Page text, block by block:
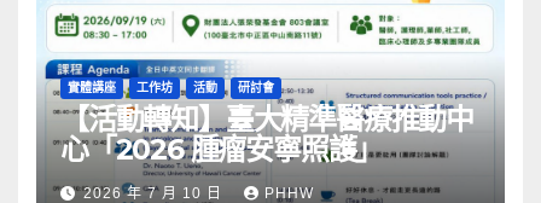
實體講座 工作坊 活動 研討會
【活動轉知】臺大精準醫療推動中
心「2026 腫瘤安寧照護」
2026 年 7 月 10 日 PHHW